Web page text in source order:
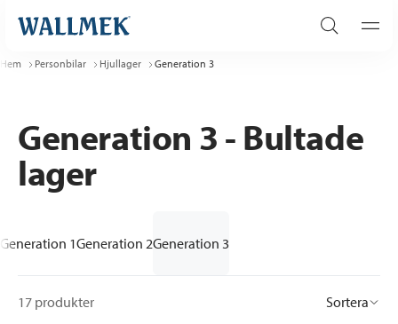
Hem Personbilar Hjullager Generation 3
Generation 3 - Bultade
lager
Generation 1Generation 2Generation 3
17 produkter Sortera